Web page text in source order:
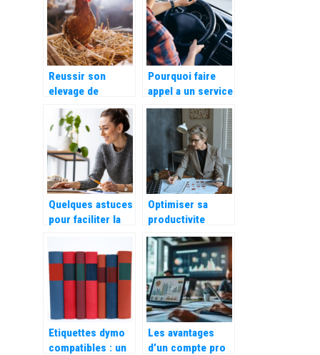
Reussir son
elevage de
poulets de chair :
les bases
Pourquoi faire
appel a un service
de transport
routier a
Marseille ?
Quelques astuces
pour faciliter la
nouvelle activite
d’auto
entrepreneurs
Optimiser sa
productivite
grace a un
module de
gestion des
entretiens
Etiquettes dymo
compatibles : un
Les avantages
d’un compte pro